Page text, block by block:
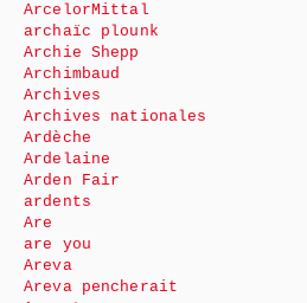
ArcelorMittal
archaïc plounk
Archie Shepp
Archimbaud
Archives
Archives nationales
Ardèche
Ardelaine
Arden Fair
ardents
Are
are you
Areva
Areva pencherait